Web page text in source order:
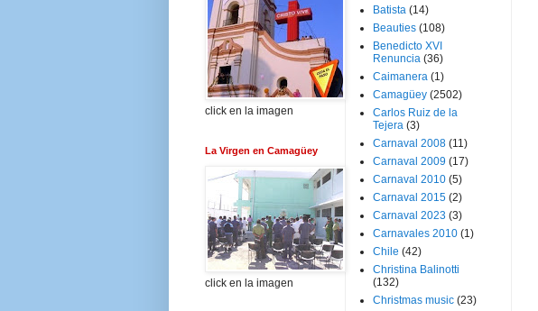
click en la imagen
La Virgen en Camagüey
click en la imagen
Batista (14)
Beauties (108)
Benedicto XVI
Renuncia (36)
Caimanera (1)
Camagüey (2502)
Carlos Ruiz de la
Tejera (3)
Carnaval 2008 (11)
Carnaval 2009 (17)
Carnaval 2010 (5)
Carnaval 2015 (2)
Carnaval 2023 (3)
Carnavales 2010 (1)
Chile (42)
Christina Balinotti
(132)
Christmas music (23)